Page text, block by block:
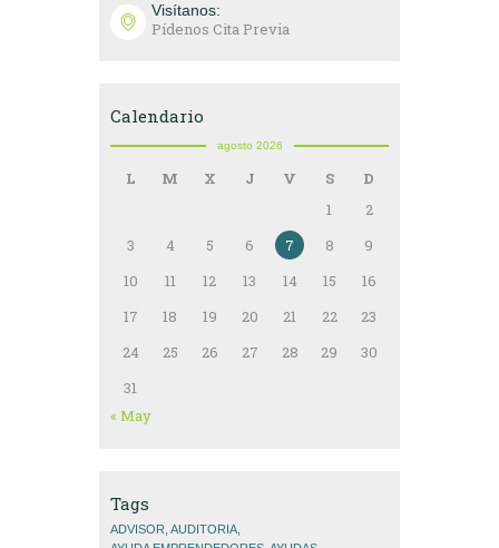
Visítanos:
Pídenos Cita Previa
Calendario
agosto 2026
L M X J V S
D
1
2
3
4 5 6 7 8
9
10
11 12 13 14 15
16
17
18 19 20 21 22
23
24
25 26 27 28 29
30
31
« May
Tags
ADVISOR AUDITORIA